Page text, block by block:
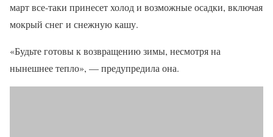
март все-таки принесет холод и возможные осадки, включая
мокрый снег и снежную кашу.
«Будьте готовы к возвращению зимы, несмотря на
нынешнее тепло», — предупредила она.